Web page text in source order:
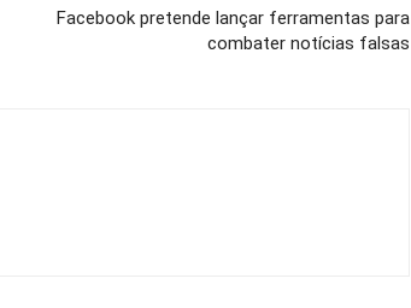
Facebook pretende lançar ferramentas para
combater notícias falsas